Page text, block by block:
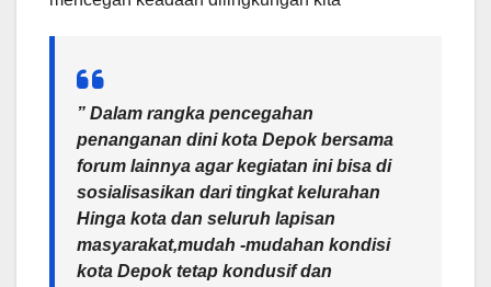
” Dalam rangka pencegahan
penanganan dini kota Depok bersama
forum lainnya agar kegiatan ini bisa di
sosialisasikan dari tingkat kelurahan
Hinga kota dan seluruh lapisan
masyarakat,mudah -mudahan kondisi
kota Depok tetap kondusif dan